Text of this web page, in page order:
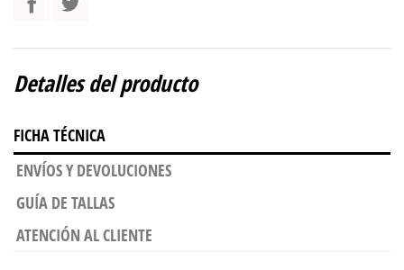
Detalles del producto
FICHA TÉCNICA
ENVÍOS Y DEVOLUCIONES
GUÍA DE TALLAS
ATENCIÓN AL CLIENTE